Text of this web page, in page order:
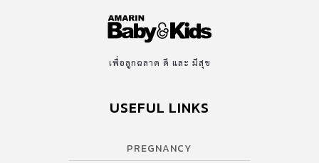
เพื่อลูกฉลาด ดี และ มีสุข
USEFUL LINKS
PREGNANCY